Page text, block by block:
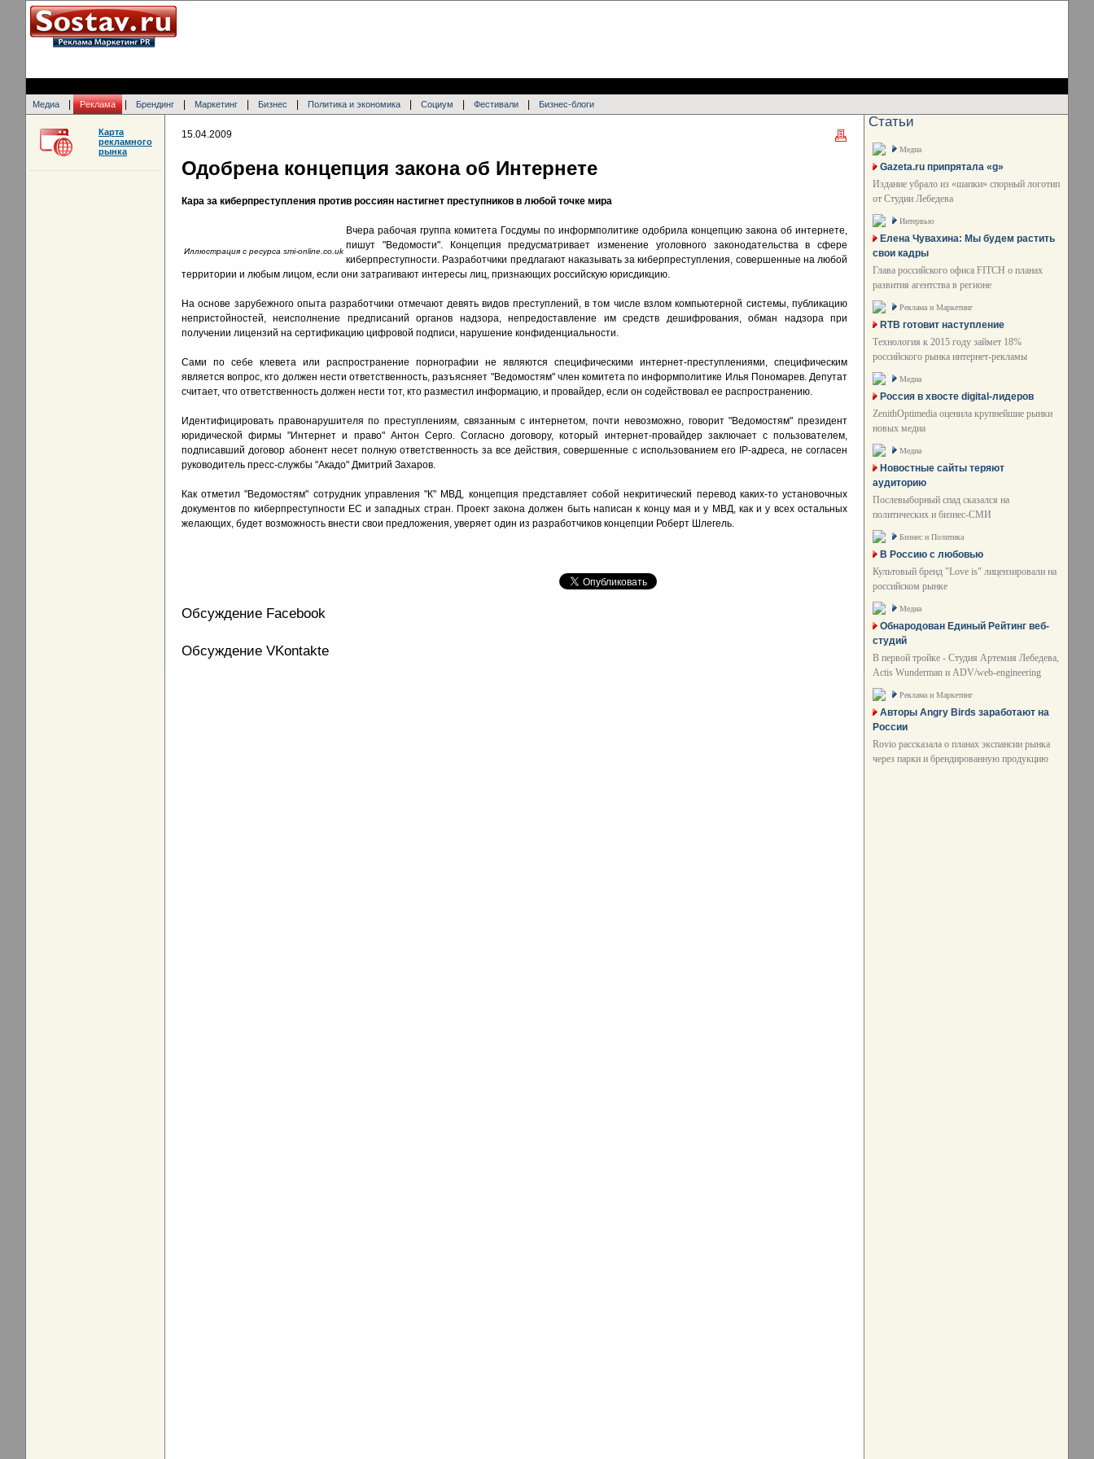
Медиа Реклама Брендинг Маркетинг Бизнес Политика и экономика Социум Фестивали Бизнес-блоги
15.04.2009
Одобрена концепция закона об Интернете
Кара за киберпреступления против россиян настигнет преступников в любой точке мира
Иллюстрация с ресурса smi-online.co.uk
Вчера рабочая группа комитета Госдумы по информполитике одобрила концепцию закона об интернете,
пишут "Ведомости". Концепция предусматривает изменение уголовного законодательства в сфере
киберпреступности. Разработчики предлагают наказывать за киберпреступления, совершенные на любой
территории и любым лицом, если они затрагивают интересы лиц, признающих российскую юрисдикцию.
На основе зарубежного опыта разработчики отмечают девять видов преступлений, в том числе взлом компьютерной системы, публикацию
непристойностей, неисполнение предписаний органов надзора, непредоставление им средств дешифрования, обман надзора при
получении лицензий на сертификацию цифровой подписи, нарушение конфиденциальности.
Сами по себе клевета или распространение порнографии не являются специфическими интернет-преступлениями, специфическим
является вопрос, кто должен нести ответственность, разъясняет "Ведомостям" член комитета по информполитике Илья Пономарев. Депутат
считает, что ответственность должен нести тот, кто разместил информацию, и провайдер, если он содействовал ее распространению.
Идентифицировать правонарушителя по преступлениям, связанным с интернетом, почти невозможно, говорит "Ведомостям" президент
юридической фирмы "Интернет и право" Антон Серго. Согласно договору, который интернет-провайдер заключает с пользователем,
подписавший договор абонент несет полную ответственность за все действия, совершенные с использованием его IP-адреса, не согласен
руководитель пресс-службы "Акадо" Дмитрий Захаров.
Как отметил "Ведомостям" сотрудник управления "К" МВД, концепция представляет собой некритический перевод каких-то установочных
документов по киберпреступности ЕС и западных стран. Проект закона должен быть написан к концу мая и у МВД, как и у всех остальных
желающих, будет возможность внести свои предложения, уверяет один из разработчиков концепции Роберт Шлегель.
Обсуждение Facebook
Обсуждение VKontakte
Карта
рекламного
рынка
Статьи
Медиа
Gazeta.ru припрятала «g»
Издание убрало из «шапки» спорный логотип
от Студии Лебедева
Интервью
Елена Чувахина: Мы будем растить
свои кадры
Глава российского офиса FITCH о планах
развития агентства в регионе
Реклама и Маркетинг
RTB готовит наступление
Технология к 2015 году займет 18%
российского рынка интернет-рекламы
Медиа
Россия в хвосте digital-лидеров
ZenithOptimedia оценила крупнейшие рынки
новых медиа
Медиа
Новостные сайты теряют
аудиторию
Послевыборный спад сказался на
политических и бизнес-СМИ
Бизнес и Политика
В Россию с любовью
Культовый бренд "Love is" лицензировали на
российском рынке
Медиа
Обнародован Единый Рейтинг веб-
студий
В первой тройке - Студия Артемия Лебедева,
Actis Wunderman и ADV/web-engineering
Реклама и Маркетинг
Авторы Angry Birds заработают на
России
Rovio рассказала о планах экспансии рынка
через парки и брендированную продукцию